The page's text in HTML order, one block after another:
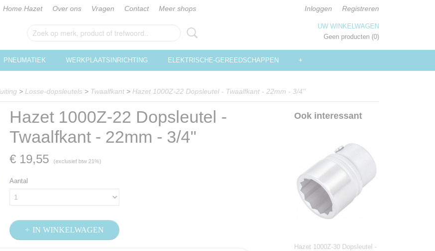
Home Hazet Over ons Vragen Contact Meer shops Inloggen Registreren
UW WINKELWAGEN
Geen producten (0)
PNEUMATIEK WERKPLAATSINRICHTING ELEKTRISCHE-GEREEDSCHAPPEN +
> Losse-dopsleutels > Twaalfkant > Hazet 1000Z-22 Dopsleutel - Twaalfkant - 22mm - 3/4''
Hazet 1000Z-22 Dopsleutel -
Twaalfkant - 22mm - 3/4''
€ 19,55 (exclusief btw 21%)
Aantal
IN WINKELWAGEN
Ook interessant
Hazet 1000Z-30 Dopsleutel -